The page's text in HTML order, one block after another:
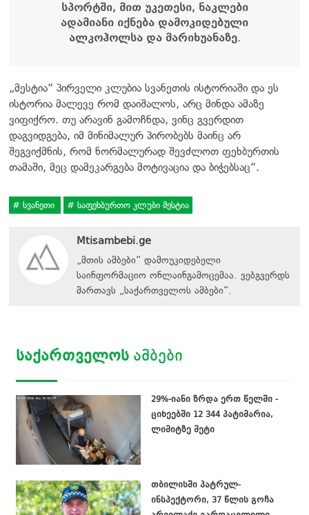
სპორტში, მით უკეთესი, ნაკლები
ადამიანი იქნება დამოკიდებული
ალკოჰოლსა და მარიხუანაზე.
„მესტია“ პირველი კლუბია სვანეთის ისტორიაში და ეს
ისტორია მალევე რომ დაიშალოს, არც მინდა ამაზე
ვიფიქრო. თუ არავინ გამოჩნდა, ვინც გვერდით
დაგვიდგება, იმ მინიმალურ პირობებს მაინც არ
შეგვიქმნის, რომ ნორმალურად შევძლოთ ფეხბურთის
თამაში, მეც დამეკარგება მოტივაცია და ბიჭებსაც“.
სვანეთი საფეხბურთო კლუბი მესტია
Mtisambebi.ge
„მთის ამბები“ დამოუკიდებელი
საინფორმაციო ონლაინგამოცემაა. ვებგვერდს
მართავს „საქართველოს ამბები“.
ᲡᲐᲥᲐᲠᲗᲕᲔᲚᲝᲡ ᲐᲛᲑᲔᲑᲘ
29%-იანი ზრდა ერთ წელში -
ციხეებში 12 344 პატიმარია,
ლიმიტზე მეტი
თბილისში პატრულ-
ინსპექტორი, 37 წლის გოჩა